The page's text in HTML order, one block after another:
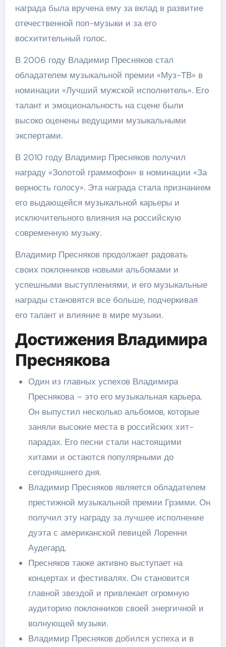
награда была вручена ему за вклад в развитие
отечественной поп-музыки и за его
восхитительный голос.
В 2006 году Владимир Пресняков стал
обладателем музыкальной премии «Муз-ТВ» в
номинации «Лучший мужской исполнитель». Его
талант и эмоциональность на сцене были
высоко оценены ведущими музыкальными
экспертами.
В 2010 году Владимир Пресняков получил
награду «Золотой граммофон» в номинации «За
верность голосу». Эта награда стала признанием
его выдающейся музыкальной карьеры и
исключительного влияния на российскую
современную музыку.
Владимир Пресняков продолжает радовать
своих поклонников новыми альбомами и
успешными выступлениями, и его музыкальные
награды становятся все больше, подчеркивая
его талант и влияние в мире музыки.
Достижения Владимира
Преснякова
Один из главных успехов Владимира
Преснякова – это его музыкальная карьера.
Он выпустил несколько альбомов, которые
заняли высокие места в российских хит-
парадах. Его песни стали настоящими
хитами и остаются популярными до
сегодняшнего дня.
Владимир Пресняков является обладателем
престижной музыкальной премии Грэмми. Он
получил эту награду за лучшее исполнение
дуэта с американской певицей Лоренни
Аудегард.
Пресняков также активно выступает на
концертах и фестивалях. Он становится
главной звездой и привлекает огромную
аудиторию поклонников своей энергичной и
волнующей музыки.
Владимир Пресняков добился успеха и в